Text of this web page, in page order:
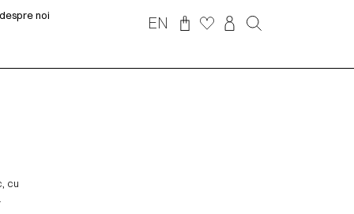
despre noi
EN
cu